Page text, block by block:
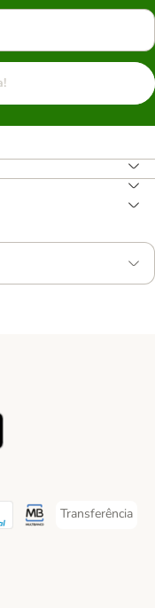
Method
Payment Method
Multibanco Payment
Transferência
Transferência